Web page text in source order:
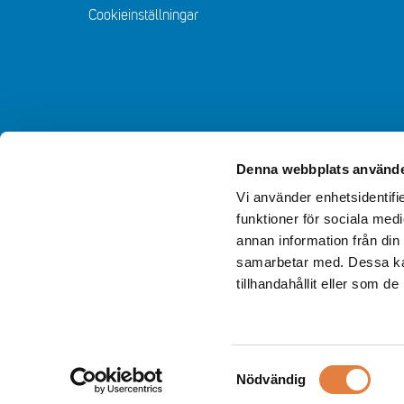
Denna webbplats
Vi använder
funktioner för sociala
annan information från
samarbetar med. Dessa
tillhandahållit eller som
Samtyckesval
Nödvändig
Cookieinställningar